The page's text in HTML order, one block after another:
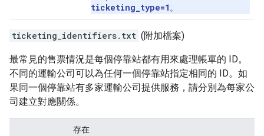
ticketing_type=1 。
ticketing_identifiers.txt (附加檔案)
最常見的售票情況是每個停靠站都有用來處理帳單的 ID。
不同的運輸公司可以為任何一個停靠站指定相同的 ID。如
果同一個停靠站有多家運輸公司提供服務，請分別為每家公
司建立對應關係。
存在